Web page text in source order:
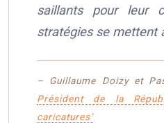
saillants pour leur
stratégies se mettent
– Guillaume Doizy et
Président de la
caricatures’